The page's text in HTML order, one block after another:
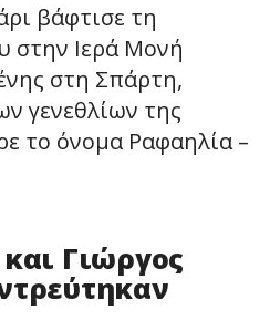
βάφτισε τη
στην Ιερά Μονή
στη Σπάρτη,
γενεθλίων της
το όνομα Ραφαηλία –
Γιώργος